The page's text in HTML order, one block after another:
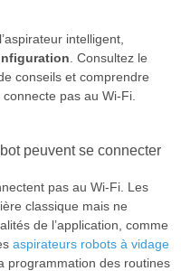
intelligent,
. Consultez le
conseils et comprendre
pas au Wi-Fi.
peuvent se connecter
pas au Wi-Fi. Les
classique mais ne
de l’application, comme
aspirateurs robots à vidage
programmation des routines